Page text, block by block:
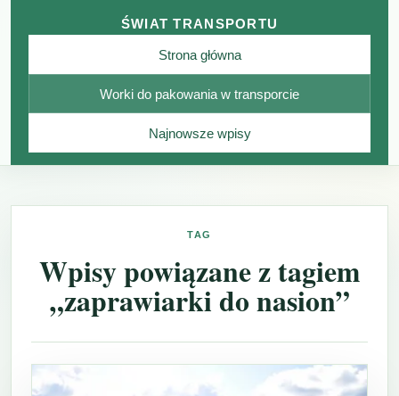
ŚWIAT TRANSPORTU
Strona główna
Worki do pakowania w transporcie
Najnowsze wpisy
TAG
Wpisy powiązane z tagiem
„zaprawiarki do nasion”